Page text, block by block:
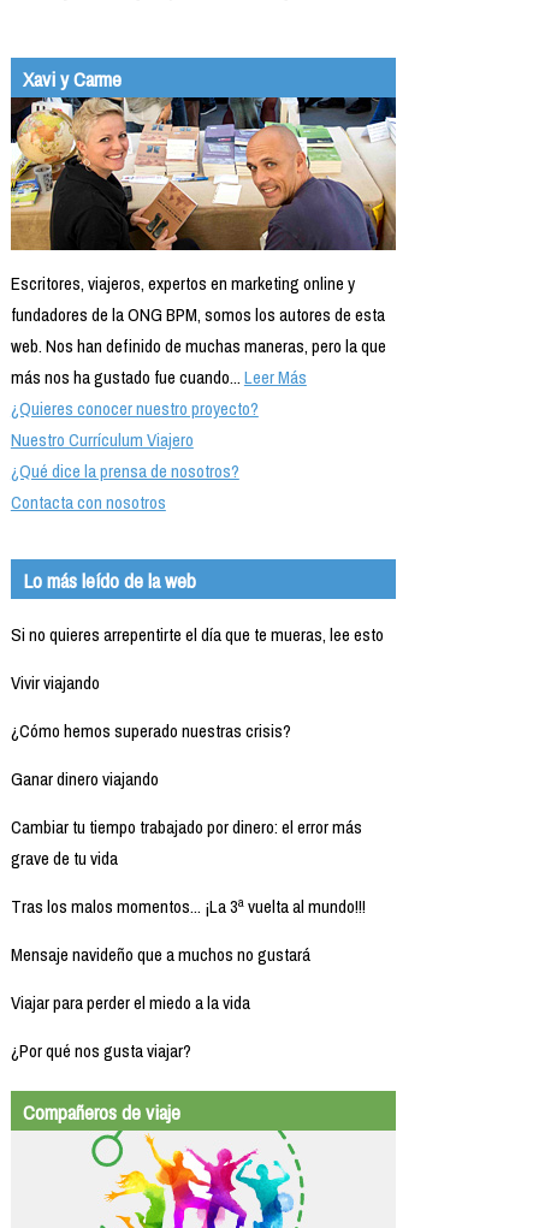
Xavi y Carme
Escritores, viajeros, expertos en marketing online y
fundadores de la ONG BPM, somos los autores de esta
web. Nos han definido de muchas maneras, pero la que
más nos ha gustado fue cuando...Leer Más
¿Quieres conocer nuestro proyecto?
Nuestro Currículum Viajero
¿Qué dice la prensa de nosotros?
Contacta con nosotros
Lo más leído de la web
Si no quieres arrepentirte el día que te mueras, lee esto
Vivir viajando
¿Cómo hemos superado nuestras crisis?
Ganar dinero viajando
Cambiar tu tiempo trabajado por dinero: el error más
grave de tu vida
Tras los malos momentos... ¡La 3ª vuelta al mundo!!!
Mensaje navideño que a muchos no gustará
Viajar para perder el miedo a la vida
¿Por qué nos gusta viajar?
Compañeros de viaje